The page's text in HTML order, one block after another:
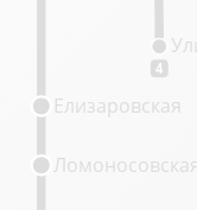
4
Ломоносовская
Елизаровская